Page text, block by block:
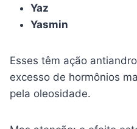
Yaz
Yasmin
Esses têm ação
excesso de hormônios
pela oleosidade.